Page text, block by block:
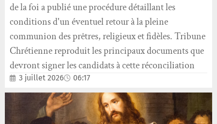
de la foi a publié une procédure détaillant les
conditions d'un éventuel retour à la pleine
communion des prêtres, religieux et fidèles. Tribune
Chrétienne reproduit les principaux documents que
devront signer les candidats à cette réconciliation
3 juillet 2026 06:17